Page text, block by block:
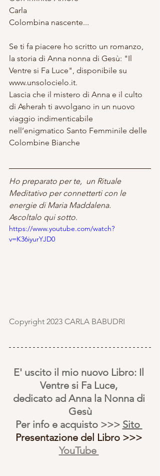
Carla
Colombina nascente...
Se ti fa piacere ho scritto un romanzo,
la storia di Anna nonna di Gesù: "Il
Ventre si Fa Luce", disponibile su
www.unsolocielo.it.
Lascia che il mistero di Anna e il culto
di Asherah ti avvolgano in un nuovo
viaggio indimenticabile
nell’enigmatico Santo Femminile delle
Colombine Bianche
Ho preparato per te,  un Rituale
Meditativo per connetterti con le
energie di Maria Maddalena.
Ascoltalo qui sotto.
https://www.youtube.com/watch?
v=K36iyurYJD0
Copyright 2023 CARLA BABUDRI
E' uscito il mio nuovo Libro: Il
Ventre si Fa Luce,
dedicato ad Anna la Nonna di
Gesù
Per info e acquisto >>> Sito
Presentazione del Libro >>>
YouTube